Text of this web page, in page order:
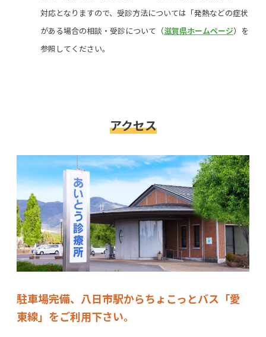
対応となりますので、受診方法については「発熱などの症状
がある場合の相談・受診について（滋賀県ホームページ）を
参照してください。
アクセス
駐車場完備、八日市駅からちょこっとバス「愛
東線」をご利用下さい。